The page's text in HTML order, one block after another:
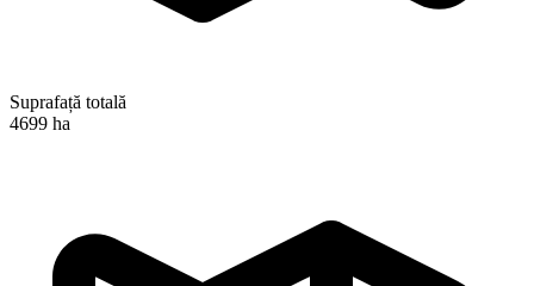
Suprafață totală
4699 ha